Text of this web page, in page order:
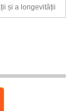
și a longevității